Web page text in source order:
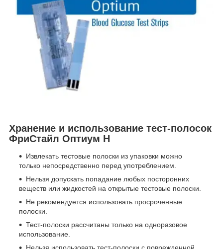
Хранение и использование тест-полосок
ФриСтайл Оптиум Н
Извлекать тестовые полоски из упаковки можно
только непосредственно перед употреблением.
Нельзя допускать попадание любых посторонних
веществ или жидкостей на открытые тестовые полоски.
Не рекомендуется использовать просроченные
полоски.
Тест-полоски рассчитаны только на одноразовое
использование.